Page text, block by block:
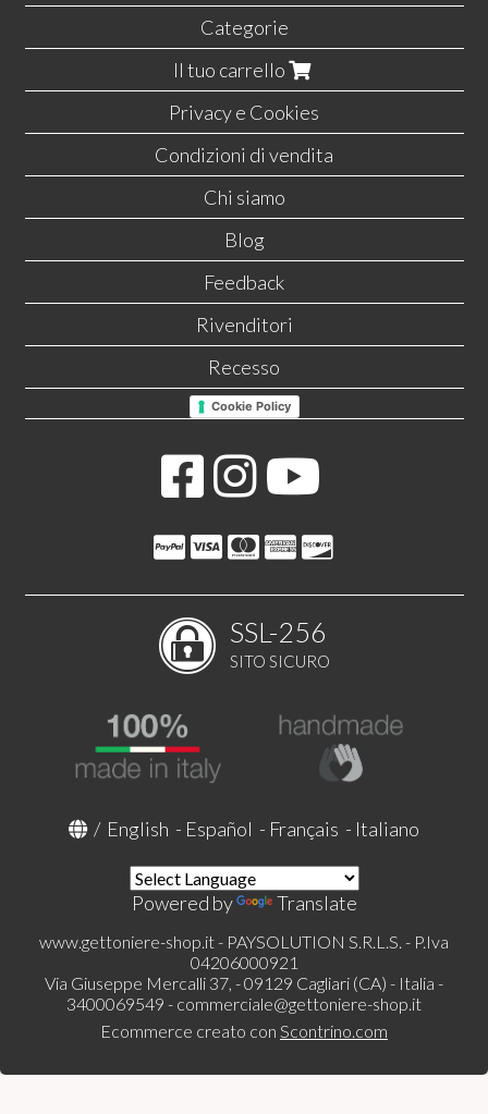
Categorie
Il tuo carrello
Privacy e Cookies
Condizioni di vendita
Chi siamo
Blog
Feedback
Rivenditori
Recesso
Cookie Policy
SSL-256
SITO SICURO
/ English - Español - Français - Italiano
Powered by Translate
www.gettoniere-shop.it - PAYSOLUTION S.R.L.S. - P.Iva
04206000921
Via Giuseppe Mercalli 37, - 09129 Cagliari (CA) - Italia -
3400069549 - commerciale@gettoniere-shop.it
Ecommerce creato con Scontrino.com